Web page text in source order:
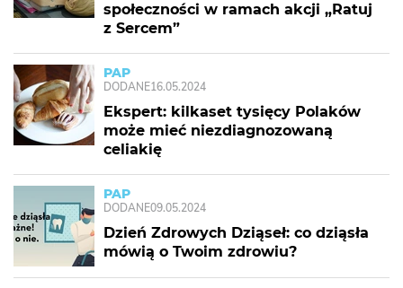
społeczności w ramach akcji „Ratuj
z Sercem”
PAP
DODANE16.05.2024
Ekspert: kilkaset tysięcy Polaków
może mieć niezdiagnozowaną
celiakię
PAP
DODANE09.05.2024
Dzień Zdrowych Dziąseł: co dziąsła
mówią o Twoim zdrowiu?